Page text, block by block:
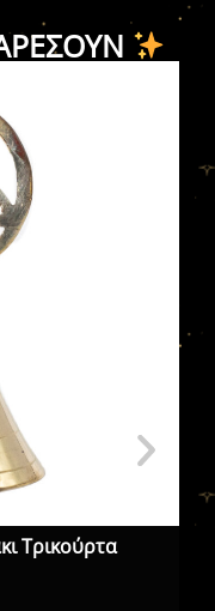
Τρικούρτα